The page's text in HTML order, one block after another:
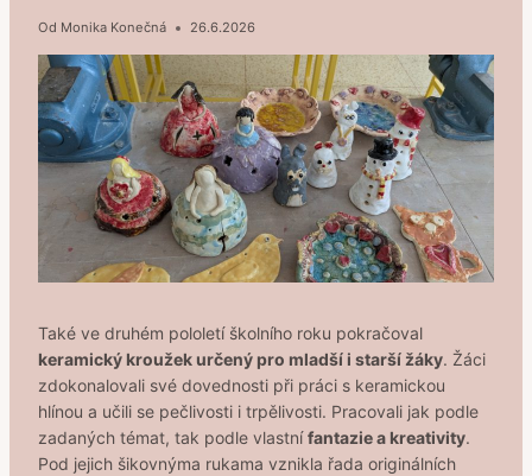
Od Monika Konečná 26.6.2026
Také ve druhém pololetí školního roku pokračoval
keramický kroužek určený pro mladší i starší žáky. Žáci
zdokonalovali své dovednosti při práci s keramickou
hlínou a učili se pečlivosti i trpělivosti. Pracovali jak podle
zadaných témat, tak podle vlastnífantazie a kreativity.
Pod jejich šikovnýma rukama vznikla řada originálních